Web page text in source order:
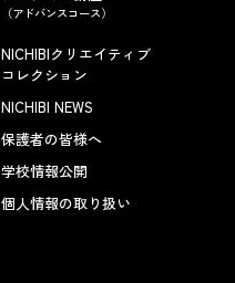
（アドバンスコース）
NICHIBIクリエイティブ
コレクション
NICHIBI NEWS
保護者の皆様へ
学校情報公開
個人情報の取り扱い